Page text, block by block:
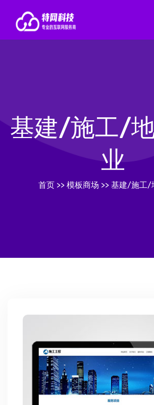
基建/施工/
业
首页 >> 模板商场 >> 基建/施工/